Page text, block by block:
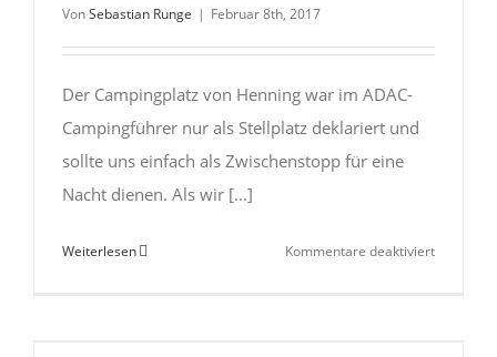
VonSebastian Runge | Februar 8th, 2017
Der Campingplatz von Henning war im ADAC-
Campingführer nur als Stellplatz deklariert und
sollte uns einfach als Zwischenstopp für eine
Nacht dienen. Als wir [...]
Weiterlesen Kommentare deaktiviertfür